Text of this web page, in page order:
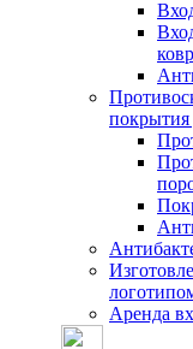
покрытия
Аренда